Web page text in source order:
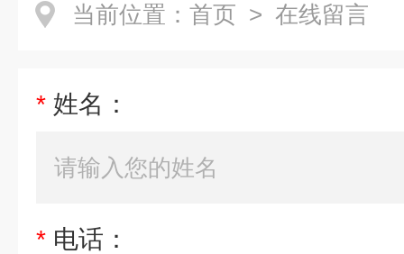
当前位置： 首页 > 在线留言
* 姓名：
* 电话：